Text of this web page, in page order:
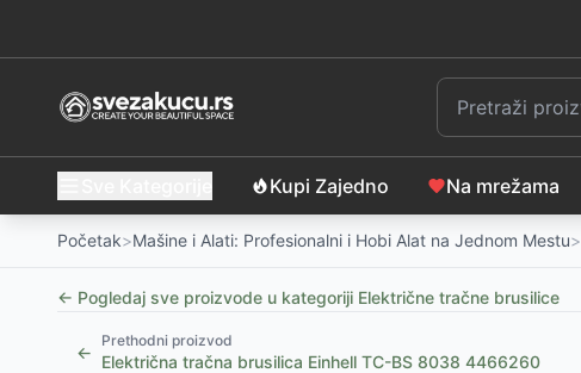
Kupi Zajedno Na mrežama
Početak>Mašine i Alati: Profesionalni i Hobi Alat na Jednom Mestu>
← Pogledaj sve proizvode u kategoriji Električne tračne brusilice
←
Prethodni proizvod
Električna tračna brusilica Einhell TC-BS 8038 4466260